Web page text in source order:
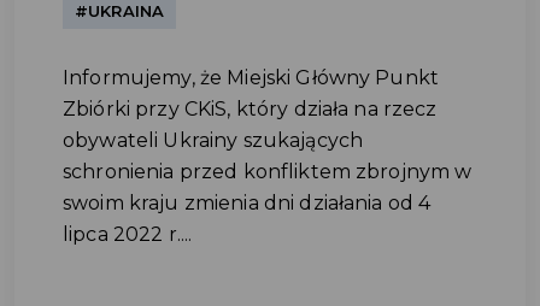
#UKRAINA
Informujemy, że Miejski Główny Punkt
Zbiórki przy CKiS, który działa na rzecz
obywateli Ukrainy szukających
schronienia przed konfliktem zbrojnym w
swoim kraju zmienia dni działania od 4
lipca 2022 r....